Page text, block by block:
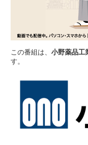
この番組は、小野薬品工
す。